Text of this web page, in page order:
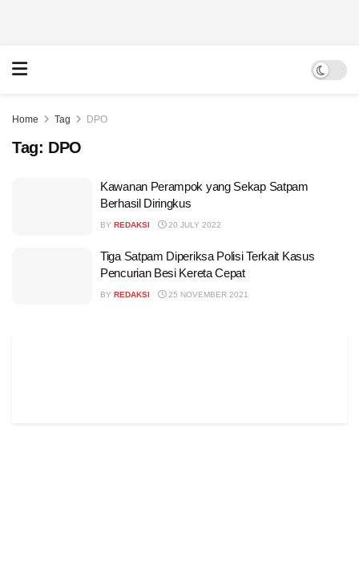
Home Tag DPO
Tag: DPO
Kawanan Perampok yang Sekap Satpam
Berhasil Diringkus
BY REDAKSI 20 JULY 2022
Tiga Satpam Diperiksa Polisi Terkait Kasus
Pencurian Besi Kereta Cepat
BY REDAKSI 25 NOVEMBER 2021